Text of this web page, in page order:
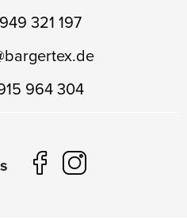
321 197
bargertex.de
964 304